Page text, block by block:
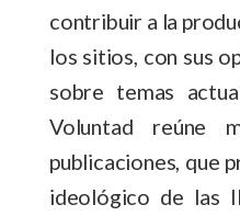
contribuir a la
los sitios, con sus
sobre temas
Voluntad reúne
publicaciones, que
ideológico de las